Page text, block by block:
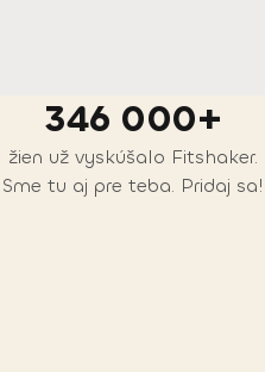
346 000+
žien už vyskúšalo Fitshaker.
Sme tu aj pre teba. Pridaj sa!